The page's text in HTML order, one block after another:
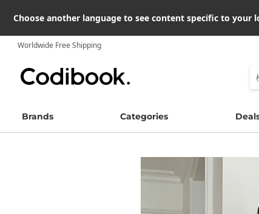
Choose another language to see content specific to your
Worldwide Free Shipping
Brands Categories